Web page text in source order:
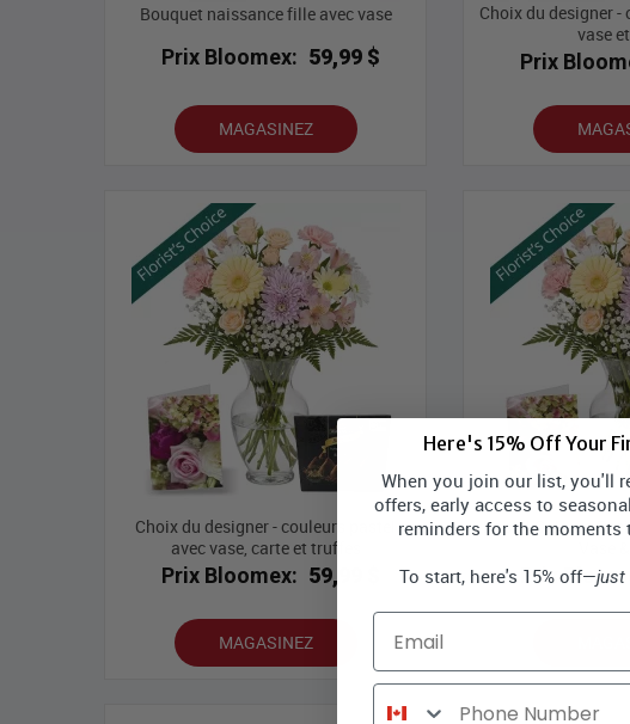
Bouquet naissance fille avec vase
Prix Bloomex: 59,99 $
MAGASINEZ
Choix du designer -
vase
Prix
Choix du designer - couleurs pastel
avec vase, carte et truffes
Prix Bloomex: 59,99 $
MAGASINEZ
Pastel Colours
Prix
Here's 15% Off Your
When you join our list, you'll
offers, early access to
reminders for the moments
To start, here's 15% off—just
Email
Phone Number